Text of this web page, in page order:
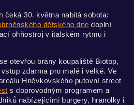
čeká 30. května nabitá sobota:
dětského dne doplní
ohňostroj v italském rytmu i
otevřou brány koupaliště Biotop,
zdarma pro malé i velké. Ve
Hněvkovského putovní street
s doprovodným programem a
nabízejícími burgery, hranolky i